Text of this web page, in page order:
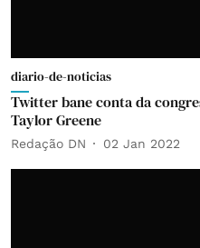
diario-de-noticias
Twitter bane conta da
Taylor Greene
Redação DN 02 Jan 2022